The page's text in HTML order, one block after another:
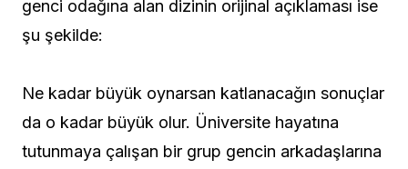
genci odağına alan dizinin orijinal açıklaması ise
şu şekilde:
Ne kadar büyük oynarsan katlanacağın sonuçlar
da o kadar büyük olur. Üniversite hayatına
tutunmaya çalışan bir grup gencin arkadaşlarına